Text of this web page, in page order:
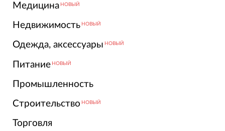
Медицина НОВЫЙ
Недвижимость НОВЫЙ
Одежда, аксессуары НОВЫЙ
Питание НОВЫЙ
Промышленность
Строительство НОВЫЙ
Торговля